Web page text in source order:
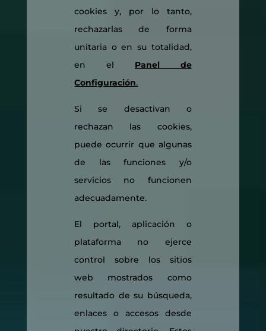
cookies y, por lo tanto,
rechazarlas de forma
unitaria o en su totalidad,
en el Panel de
Configuración.
Si se desactivan o
rechazan las cookies,
puede ocurrir que algunas
de las funciones y/o
servicios no funcionen
adecuadamente.
El portal, aplicación o
plataforma no ejerce
control sobre los sitios
web mostrados como
resultado de su búsqueda,
enlaces o accesos desde